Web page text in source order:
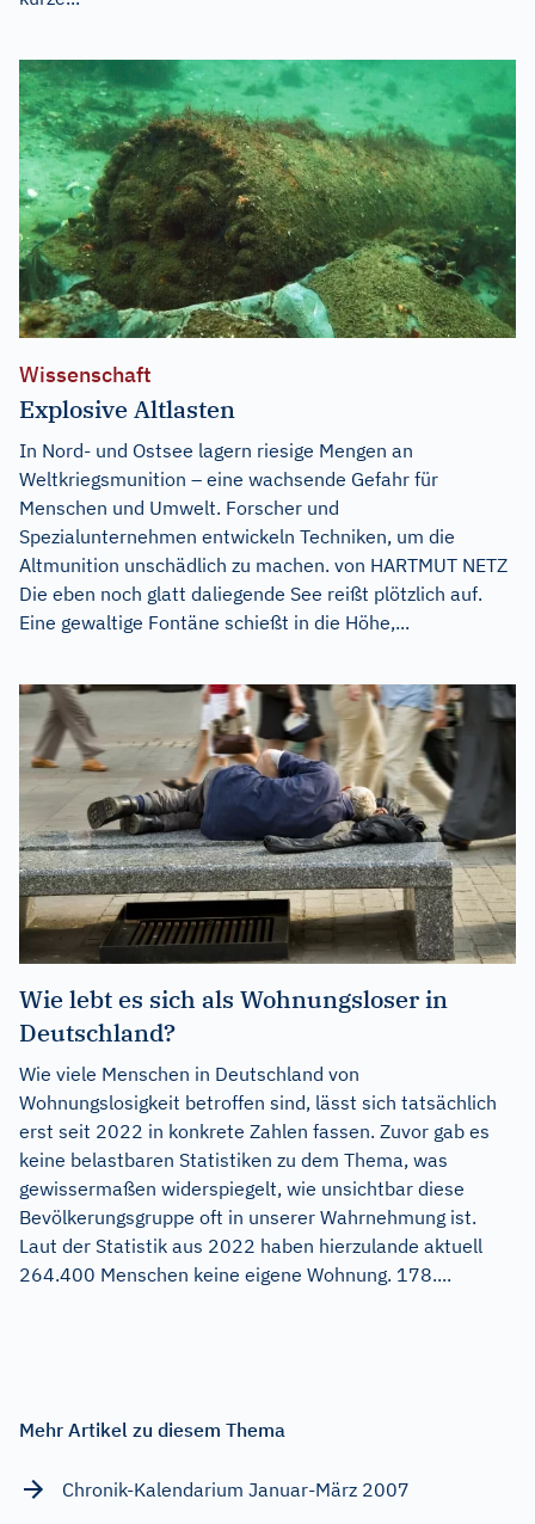
Wissenschaft
Explosive Altlasten
In Nord- und Ostsee lagern riesige Mengen an
Weltkriegsmunition – eine wachsende Gefahr für
Menschen und Umwelt. Forscher und
Spezialunternehmen entwickeln Techniken, um die
Altmunition unschädlich zu machen. von HARTMUT NETZ
Die eben noch glatt daliegende See reißt plötzlich auf.
Eine gewaltige Fontäne schießt in die Höhe,...
Wie lebt es sich als Wohnungsloser in
Deutschland?
Wie viele Menschen in Deutschland von
Wohnungslosigkeit betroffen sind, lässt sich tatsächlich
erst seit 2022 in konkrete Zahlen fassen. Zuvor gab es
keine belastbaren Statistiken zu dem Thema, was
gewissermaßen widerspiegelt, wie unsichtbar diese
Bevölkerungsgruppe oft in unserer Wahrnehmung ist.
Laut der Statistik aus 2022 haben hierzulande aktuell
264.400 Menschen keine eigene Wohnung. 178....
Mehr Artikel zu diesem Thema
Chronik-Kalendarium Januar-März 2007